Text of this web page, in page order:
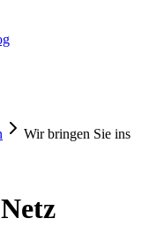
Wir bringen Sie ins